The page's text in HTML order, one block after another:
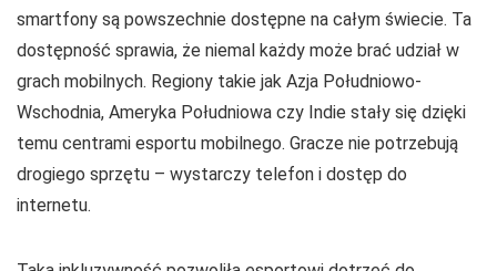
smartfony są powszechnie dostępne na całym świecie. Ta
dostępność sprawia, że niemal każdy może brać udział w
grach mobilnych. Regiony takie jak Azja Południowo-
Wschodnia, Ameryka Południowa czy Indie stały się dzięki
temu centrami esportu mobilnego. Gracze nie potrzebują
drogiego sprzętu – wystarczy telefon i dostęp do
internetu.